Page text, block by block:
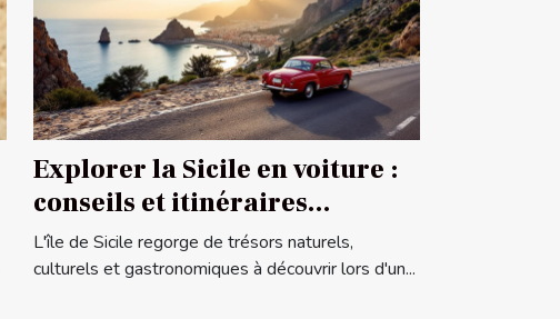
Explorer la Sicile en voiture :
conseils et itinéraires
conseillés
L'île de Sicile regorge de trésors naturels,
culturels et gastronomiques à découvrir lors d'un...